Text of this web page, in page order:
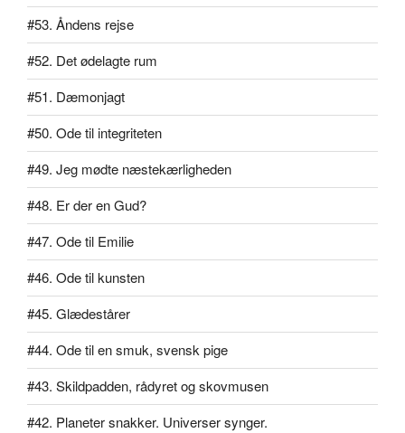
#53. Åndens rejse
#52. Det ødelagte rum
#51. Dæmonjagt
#50. Ode til integriteten
#49. Jeg mødte næstekærligheden
#48. Er der en Gud?
#47. Ode til Emilie
#46. Ode til kunsten
#45. Glædestårer
#44. Ode til en smuk, svensk pige
#43. Skildpadden, rådyret og skovmusen
#42. Planeter snakker. Universer synger.